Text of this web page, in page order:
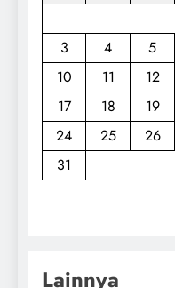
3
4 5
10
11 12
17
18 19
24
25 26
31
Lainnya